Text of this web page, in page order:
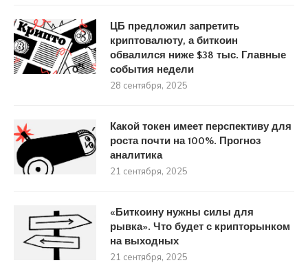
ЦБ предложил запретить
криптовалюту, а биткоин
обвалился ниже $38 тыс. Главные
события недели
28 сентября, 2025
Какой токен имеет перспективу для
роста почти на 100%. Прогноз
аналитика
21 сентября, 2025
«Биткоину нужны силы для
рывка». Что будет с крипторынком
на выходных
21 сентября, 2025